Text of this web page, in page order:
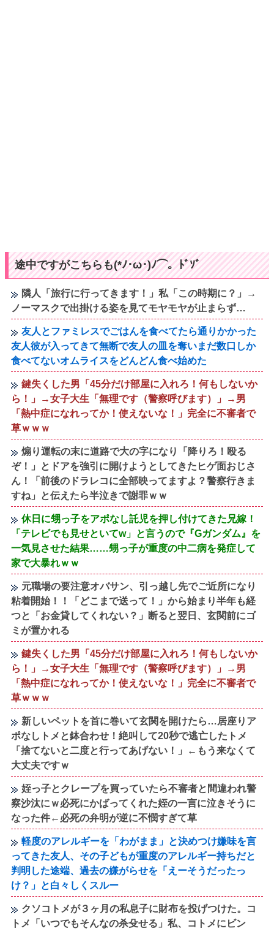
途中ですがこちらも(*ﾉ･ω･)ﾉ⌒。ﾄﾞｿﾞ
隣人「旅行に行ってきます！」私「この時期に？」→
ノーマスクで出掛ける姿を見てモヤモヤが止まらず…
友人とファミレスでごはんを食べてたら通りかかった
友人彼が入ってきて無断で友人の皿を奪いまだ数口しか
食べてないオムライスをどんどん食べ始めた
鍵失くした男「45分だけ部屋に入れろ！何もしないか
ら！」→女子大生「無理です（警察呼びます）」→男
「熱中症になれってか！使えないな！」完全に不審者で
草ｗｗｗ
煽り運転の末に道路で大の字になり「降りろ！殴る
ぞ！」とドアを強引に開けようとしてきたヒゲ面おじさ
ん！「前後のドラレコに全部映ってますよ？警察行きま
すね」と伝えたら半泣きで謝罪ｗｗ
休日に甥っ子をアポなし託児を押し付けてきた兄嫁！
「テレビでも見せといてw」と言うので『Gガンダム』を
一気見させた結果……甥っ子が重度の中二病を発症して
家で大暴れｗｗ
元職場の要注意オバサン、引っ越し先でご近所になり
粘着開始！！「どこまで送って！」から始まり半年も経
つと「お金貸してくれない？」断ると翌日、玄関前にゴ
ミが置かれる
鍵失くした男「45分だけ部屋に入れろ！何もしないか
ら！」→女子大生「無理です（警察呼びます）」→男
「熱中症になれってか！使えないな！」完全に不審者で
草ｗｗｗ
新しいペットを首に巻いて玄関を開けたら…居座りア
ポなしトメと鉢合わせ！絶叫して20秒で逃亡したトメ
「捨てないと二度と行ってあげない！」←もう来なくて
大丈夫ですｗ
姪っ子とクレープを買っていたら不審者と間違われ警
察沙汰にｗ必死にかばってくれた姪の一言に泣きそうに
なった件←必死の弁明が逆に不憫すぎて草
軽度のアレルギーを「わがまま」と決めつけ嫌味を言
ってきた友人、その子どもが重度のアレルギー持ちだと
判明した途端、過去の嫌がらせを「えーそうだったっ
け？」と白々しくスルー
クソコトメが３ヶ月の私息子に財布を投げつけた。コ
トメ「いつでもそんなの杀殳せる」私、コトメにビン